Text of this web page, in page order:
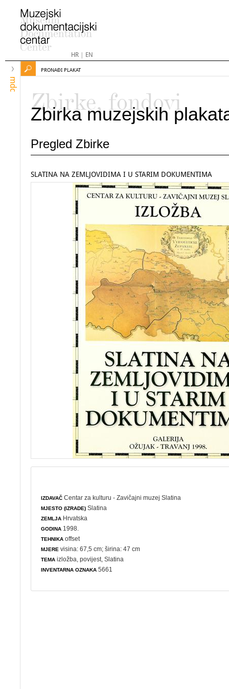
HR| EN
mdc
PRONAĐI PLAKAT
Zbirke, fondovi
Zbirka muzejskih
Pregled Zbirke
SLATINA NA ZEMLJOVIDIMA I U STARIM DOKUMENTIMA
IZDAVAČ Centar za kulturu - Zavičajni muzej Slatina
MJESTO (IZRADE) Slatina
ZEMLJA Hrvatska
GODINA 1998.
TEHNIKA offset
MJERE visina: 67,5 cm; širina: 47 cm
TEMA izložba ,povijest , Slatina
INVENTARNA OZNAKA 5661